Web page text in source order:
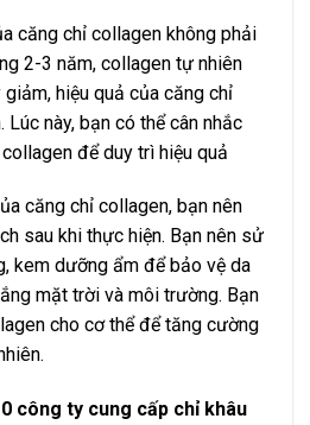
căng chỉ collagen không phải
2-3 năm, collagen tự nhiên
hiệu quả của căng chỉ
này, bạn có thể cân nhắc
để duy trì hiệu quả
căng chỉ collagen, bạn nên
sau khi thực hiện. Bạn nên sử
kem dưỡng ẩm để bảo vệ da
mặt trời và môi trường. Bạn
cho cơ thể để tăng cường
công ty cung cấp chỉ khâu